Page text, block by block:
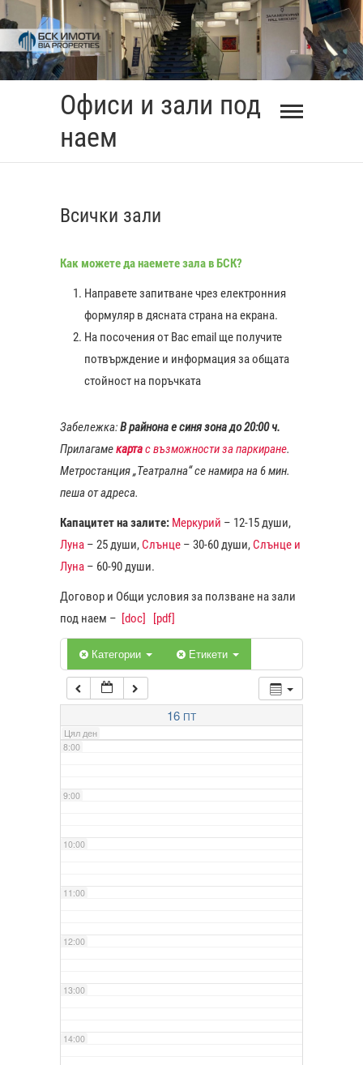
Skip
to
content
Офиси и зали под
наем
Всички зали
Как можете да наемете зала в БСК?
Направете запитване чрез електронния
формуляр в дясната страна на екрана.
На посочения от Вас еmail ще получите
потвърждение и информация за общата
стойност на поръчката
Забележка:В райнона е синя зона до 20:00 ч.
Прилагамекартас възможности за паркиране.
Метростанция „Театрална“ се намира на 6 мин.
пеша от адреса.
Капацитет на залите: Меркурий – 12-15 души,
Луна – 25 души, Слънце – 30-60 души, Слънце и
Луна – 60-90 души.
Договор и Общи условия за ползване на зали
под наем – [doc] [pdf]
Категории Етикети
16 ПТ
Цял ден
2:00
4:00
5:00
7:00
8:00
9:00
10:00
11:00
12:00
13:00
14:00